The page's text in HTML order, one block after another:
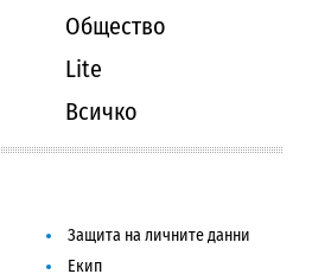
Общество
Lite
Всичко
Защита на личните данни
Екип